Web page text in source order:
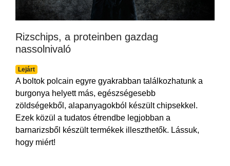
Rizschips, a proteinben gazdag
nassolnivaló
Lejárt
A boltok polcain egyre gyakrabban találkozhatunk a
burgonya helyett más, egészségesebb
zöldségekből, alapanyagokból készült chipsekkel.
Ezek közül a tudatos étrendbe legjobban a
barnarizsből készült termékek illeszthetők. Lássuk,
hogy miért!